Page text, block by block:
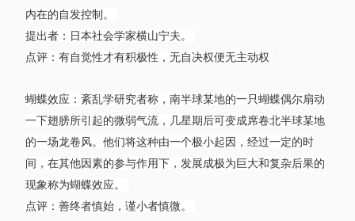
内在的自发控制。
提出者：日本社会学家横山宁夫。
点评：有自觉性才有积极性，无自决权便无主动权
蝴蝶效应：紊乱学研究者称，南半球某地的一只蝴蝶偶尔扇动
一下翅膀所引起的微弱气流，几星期后可变成席卷北半球某地
的一场龙卷风。他们将这种由一个极小起因，经过一定的时
间，在其他因素的参与作用下，发展成极为巨大和复杂后果的
现象称为蝴蝶效应。
点评：善终者慎始，谨小者慎微。